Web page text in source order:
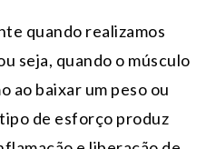
quando realizamos
seja, quando o músculo
ao baixar um peso ou
de esforço produz